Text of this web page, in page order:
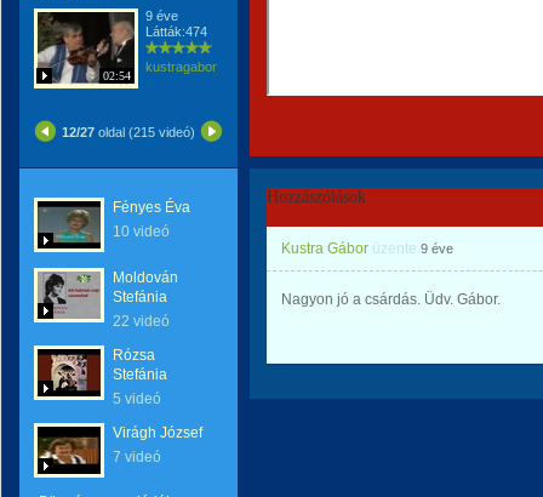
02:54
9 éve
Látták:474
kustragabor
12/27 oldal (215 videó)
Fényes Éva
10 videó
Moldován
Stefánia
22 videó
Rózsa
Stefánia
5 videó
Virágh József
7 videó
Hozzászólások
Kustra Gábor üzente 9 éve
Nagyon jó a csárdás. Üdv. Gábor.